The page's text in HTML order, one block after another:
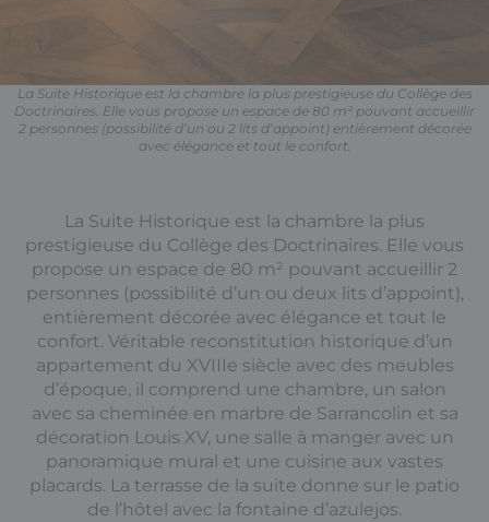
La Suite Historique est la chambre la plus prestigieuse du Collège des
Doctrinaires. Elle vous propose un espace de 80 m² pouvant accueillir
2 personnes (possibilité d’un ou 2 lits d’appoint) entièrement décorée
avec élégance et tout le confort.
La Suite Historique est la chambre la plus
prestigieuse du Collège des Doctrinaires. Elle vous
propose un espace de 80 m² pouvant accueillir 2
personnes (possibilité d’un ou deux lits d’appoint),
entièrement décorée avec élégance et tout le
confort. Véritable reconstitution historique d’un
appartement du XVIIIe siècle avec des meubles
d’époque, il comprend une chambre, un salon
avec sa cheminée en marbre de Sarrancolin et sa
décoration Louis XV, une salle à manger avec un
panoramique mural et une cuisine aux vastes
placards. La terrasse de la suite donne sur le patio
de l’hôtel avec la fontaine d’azulejos.